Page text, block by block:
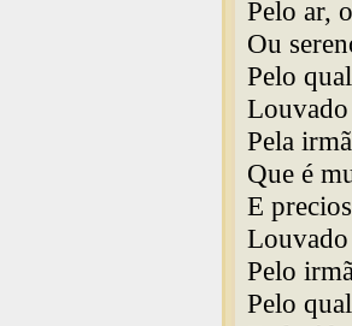
Pelo ar,
Ou
Pelo
Louvado
Pela
Que é
E
Louvado
Pelo
Pelo